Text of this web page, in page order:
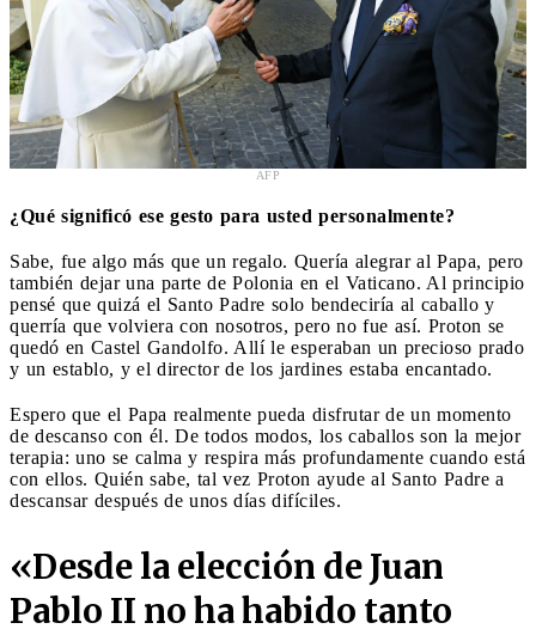
AFP
¿Qué significó ese gesto para usted personalmente?
Sabe, fue algo más que un regalo. Quería alegrar al Papa, pero
también dejar una parte de Polonia en el Vaticano. Al principio
pensé que quizá el Santo Padre solo bendeciría al caballo y
querría que volviera con nosotros, pero no fue así. Proton se
quedó en Castel Gandolfo. Allí le esperaban un precioso prado
y un establo, y el director de los jardines estaba encantado.
Espero que el Papa realmente pueda disfrutar de un momento
de descanso con él. De todos modos, los caballos son la mejor
terapia: uno se calma y respira más profundamente cuando está
con ellos. Quién sabe, tal vez Proton ayude al Santo Padre a
descansar después de unos días difíciles.
«Desde la elección de Juan
Pablo II no ha habido tanto